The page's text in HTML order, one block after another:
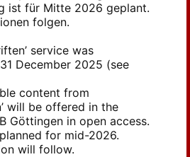
ist für Mitte 2026 geplant.
folgen.
service was
December 2025 (see
content from
will be offered in the
Göttingen in open access.
for mid-2026.
will follow.